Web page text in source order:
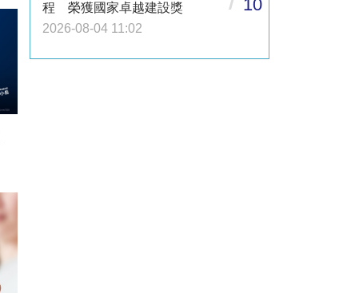
程 榮獲國家卓越建設獎
2026-08-04 11:02
10